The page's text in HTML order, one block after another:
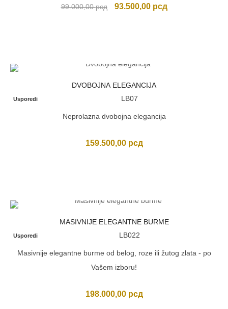
99.000,00рсд
Originalna
93.500,00 рсдTrenutna
DVOBOJNA ELEGANCIJA
Usporedi LB07
Neprolazna dvobojna elegancija
159.500,00 рсд
MASIVNIJE ELEGANTNE BURME
Usporedi LB022
Masivnije elegantne burme od belog, roze ili žutog zlata - po
Vašem izboru!
198.000,00 рсд